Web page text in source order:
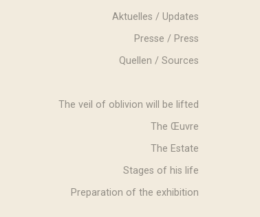
Aktuelles / Updates
Presse / Press
Quellen / Sources
The veil of oblivion will be lifted
The Œuvre
The Estate
Stages of his life
Preparation of the exhibition